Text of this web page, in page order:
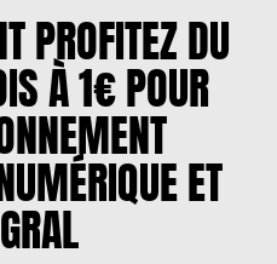
PROFITEZ DU
À 1€ POUR
ET